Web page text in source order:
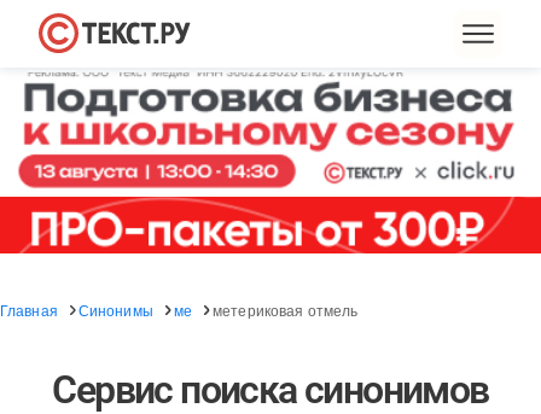
Главная Синонимы ме метериковая отмель
Сервис поиска синонимов